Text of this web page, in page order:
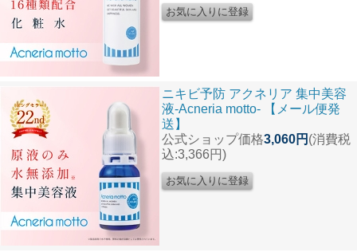
ニキビ予防 アクネリア 集中美容
液-Acneria motto- 【メール便発
送】
公式ショップ価格3,060円 (消費税
込:3,366円)